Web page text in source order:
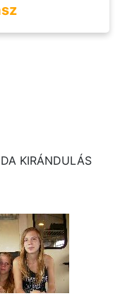
KIRÁNDULÁS